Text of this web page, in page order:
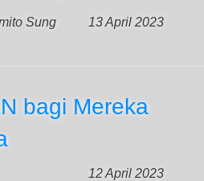
13 April 2023
Sung
bagi Mereka
12 April 2023